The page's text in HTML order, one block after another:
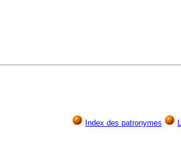
Index des patronymes